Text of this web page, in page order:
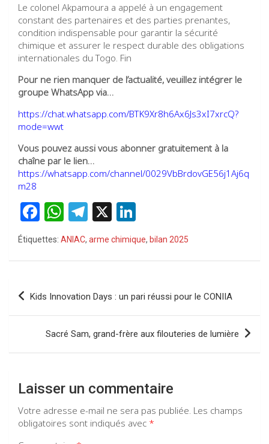
Le colonel Akpamoura a appelé à un engagement
constant des partenaires et des parties prenantes,
condition indispensable pour garantir la sécurité
chimique et assurer le respect durable des obligations
internationales du Togo. Fin
Pour ne rien manquer de l’actualité, veuillez intégrer le
groupe WhatsApp via…
https://chat.whatsapp.com/BTK9Xr8h6Ax6Js3xI7xrcQ?
mode=wwt
Vous pouvez aussi vous abonner gratuitement à la
chaîne par le lien…
https://whatsapp.com/channel/0029VbBrdovGE56j1Aj6q
m28
F
a
ce
o
k
W
h
at
A
p
T
e
a
m
X
ke
n
Étiquettes: ANIAC, arme chimique, bilan 2025
Navigation
l’article
Kids Innovation Days : un pari réussi pour le CONIIA
Sacré Sam, grand-frère aux filouteries de lumière
Laisser un commentaire
Votre adresse e-mail ne sera pas publiée. Les champs
obligatoires sont indiqués avec *